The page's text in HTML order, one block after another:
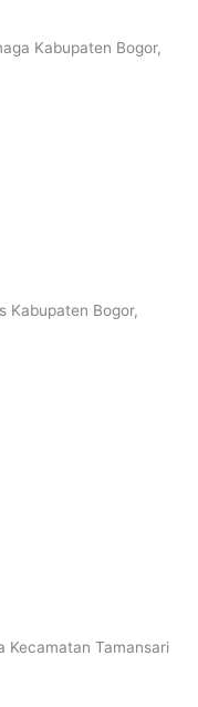
Kabupaten Bogor,
Kabupaten Bogor,
Kecamatan Tamansari